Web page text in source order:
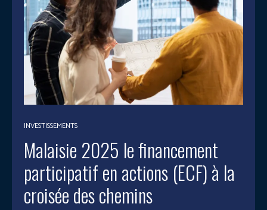
INVESTISSEMENTS
Malaisie 2025 le financement
participatif en actions (ECF) à la
croisée des chemins